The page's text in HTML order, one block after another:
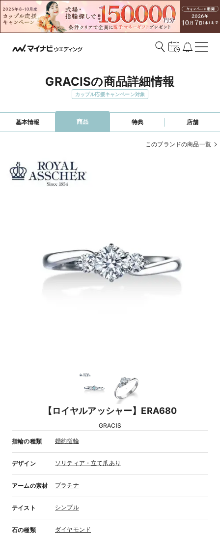
GRACISの商品詳細情報
カップル応援キャンペーン対象
基本情報 商品 特典 店舗
このブランドの商品一覧
【ロイヤルアッシャー】ERA680
GRACIS
指輪の種類 婚約指輪
デザイン ソリティア・立て爪あり
アームの素材 プラチナ
テイスト シンプル
石の種類 ダイヤモンド